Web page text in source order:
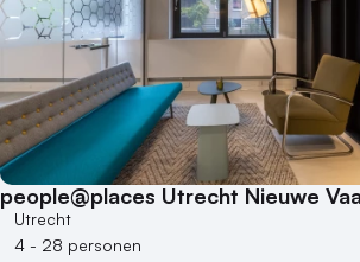
people@places Utrecht Nieuwe
Utrecht
4 - 28 personen